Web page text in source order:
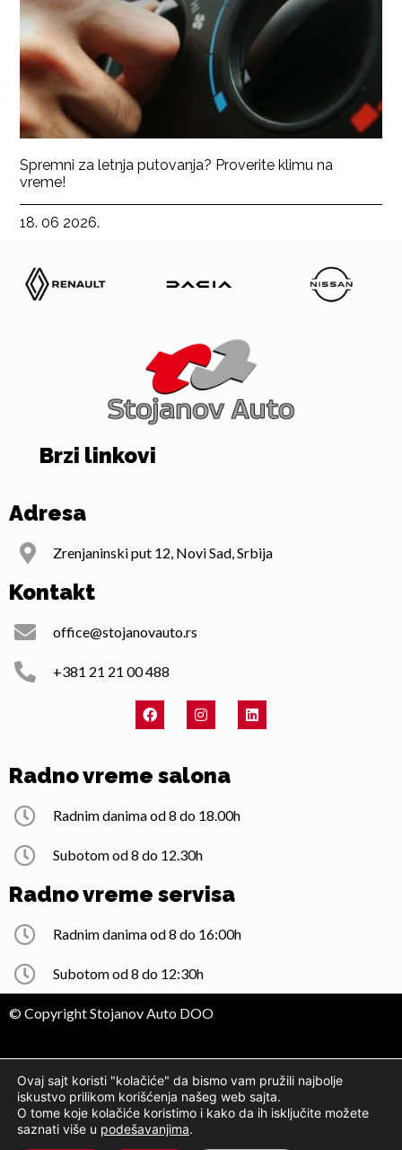
Spremni za letnja putovanja? Proverite klimu na
vreme!
18. 06 2026.
Brzi linkovi
Adresa
Zrenjaninski put 12, Novi Sad, Srbija
Kontakt
office@stojanovauto.rs
+381 21 21 00 488
Radno vreme salona
Radnim danima od 8 do 18.00h
Subotom od 8 do 12.30h
Radno vreme servisa
Radnim danima od 8 do 16:00h
Subotom od 8 do 12:30h
© Copyright Stojanov Auto DOO
Pravne informacije
Pogledajte našu ponudu na
Ovaj sajt koristi "kolačiće" da bismo vam pružili najbolje
iskustvo prilikom korišćenja našeg web sajta.
O tome koje kolačiće koristimo i kako da ih isključite možete
saznati više u podešavanjima.